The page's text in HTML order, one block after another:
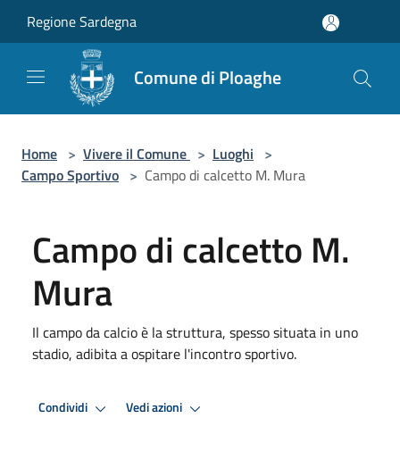
Regione Sardegna
Comune di Ploaghe
Home > Vivere il Comune > Luoghi >
Campo Sportivo > Campo di calcetto M. Mura
Campo di calcetto M.
Mura
Il campo da calcio è la struttura, spesso situata in uno
stadio, adibita a ospitare l'incontro sportivo.
Condividi Vedi azioni